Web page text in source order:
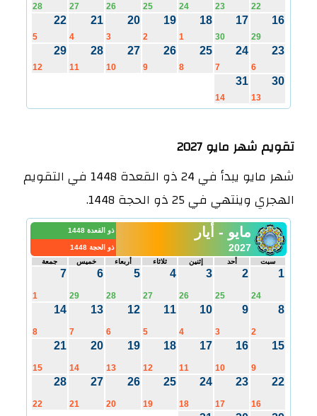
22
23
24
25
26
27
28
16
29
17
30
18
1
19
2
20
3
21
4
22
5
23
6
24
7
25
8
26
9
27
10
28
11
29
12
30
13
31
14
تقويم شهر مايو 2027
شهر مايو يبدأ في 24 ذو القعدة 1448 في التقويم
الهجري وينتهي في 25 ذو الحجة 1448.
مايو - أيار
2027
ذو القعدة 1448
ذو الحجة 1448
سبت
أحد إثنين ثلاثاء أربعاء خميس جمعة
1
24
2
25
3
26
4
27
5
28
6
29
7
1
8
2
9
3
10
4
11
5
12
6
13
7
14
8
15
9
16
10
17
11
18
12
19
13
20
14
21
15
22
16
23
17
24
18
25
19
26
20
27
21
28
22